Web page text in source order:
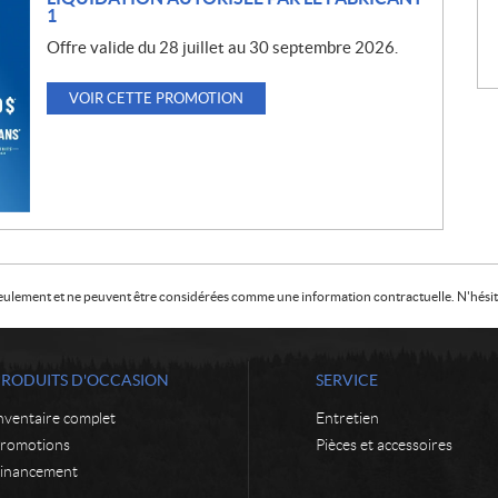
1
Offre valide du 28 juillet au 30 septembre 2026.
VOIR CETTE PROMOTION
et ne peuvent être considérées comme une information contractuelle.
D'OCCASION
complet
SERVICE
Entretien
Pièces et accessoires